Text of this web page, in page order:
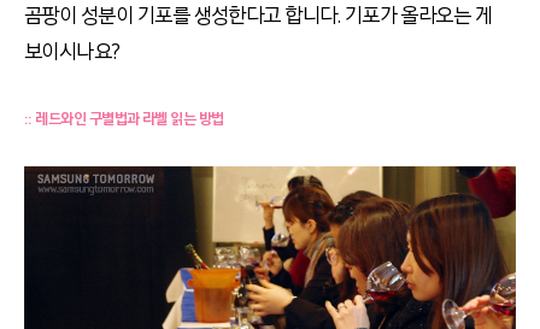
곰팡이 성분이 기포를 생성한다고 합니다. 기포가 올라오는 게
보이시나요?
:: 레드와인구별법과 라벨 읽는 방법